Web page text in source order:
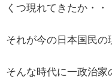
くつ現れてきたか・・
それが今の日本国民の
そんな時代に一政治家